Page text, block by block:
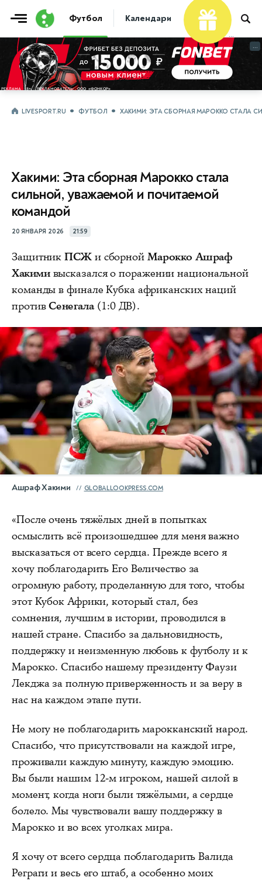
Футбол Календари Таблицы Матчи
...
...
LIVESPORT.RU ФУТБОЛ ХАКИМИ: ЭТА СБОРНАЯ МАРОККО СТАЛА
Хакими: Эта сборная Марокко стала
сильной, уважаемой и почитаемой
командой
20 ЯНВАРЯ 2026 21:59
ЗащитникПСЖи сборной Марокко Ашраф
Хакимивысказался о поражении национальной
команды в финале Кубка африканских наций
противСенегала(1:0 ДВ).
Ашраф Хакими GLOBALLOOKPRESS.COM
«После очень тяжёлых дней в попытках
осмыслить всё произошедшее для меня важно
высказаться от всего сердца. Прежде всего я
хочу поблагодарить Его Величество за
огромную работу, проделанную для того, чтобы
этот Кубок Африки, который стал, без
сомнения, лучшим в истории, проводился в
нашей стране. Спасибо за дальновидность,
поддержку и неизменную любовь к футболу и к
Марокко. Спасибо нашему президенту Фаузи
Лекджа за полную приверженность и за веру в
нас на каждом этапе пути.
Не могу не поблагодарить марокканский народ.
Спасибо, что присутствовали на каждой игре,
проживали каждую минуту, каждую эмоцию.
Вы были нашим 12-м игроком, нашей силой в
момент, когда ноги были тяжёлыми, а сердце
болело. Мы чувствовали вашу поддержку в
Марокко и во всех уголках мира.
Я хочу от всего сердца поблагодарить Валида
Реграги и весь его штаб, а особенно моих